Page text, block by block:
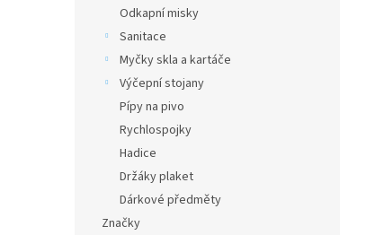
Odkapní misky
Sanitace
Myčky skla a kartáče
Výčepní stojany
Pípy na pivo
Rychlospojky
Hadice
Držáky plaket
Dárkové předměty
Značky